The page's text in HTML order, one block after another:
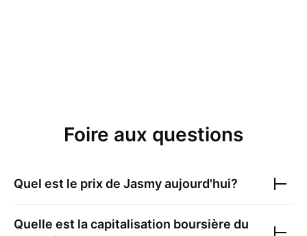
Foire aux questions
Quel est le prix de Jasmyaujourd'hui?
Quelle est la capitalisation boursière du